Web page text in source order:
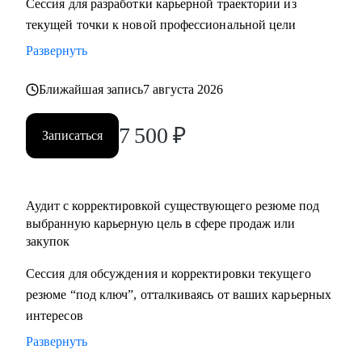
нетворкинг для построения карьеры на текущей позиции и
• Успешные смены работы моих менти: Авито, Mars,
Henkel, BIC, Royal Canin, Яндекс, Beiersdorf, Danone.
С чем помогу:
• Оценка текущего положения и совместный поиск разных
закупках, в том числе для перехода в другие сегменты
• Составление резюме или корректировка существующего
(это ваша история, поэтому лучше, если автор вы)
• Подготовка к собеседованию на разных этапах (рекрутер,
внутренний HR, нанимающий менеджер, руководитель
компании - разные подходы)
Сессия для разработки карьерной траектории из
текущей точки к новой профессиональной цели
Развернуть
Ближайшая запись7 августа 2026
Записаться 7 500 ₽
Аудит с корректировкой существующего резюме под
выбранную карьерную цель в сфере продаж или
закупок
Сессия для обсуждения и корректировки текущего
резюме “под ключ”, отталкиваясь от ваших карьерных
интересов
Развернуть